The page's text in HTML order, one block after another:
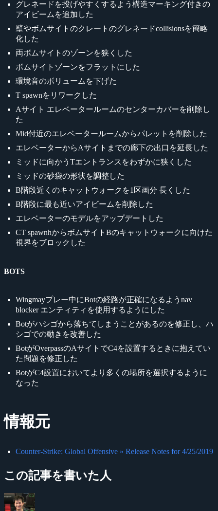
グレネードを投げやすくするよう構造マーキング付きの
アイビームを追加した
壁やボムサイトのクレートのグレネードcollisionsを簡略
化した
両ボムサイトのゾーンを狭くした
ボムサイトゾーンをフラットにした
環境音のボリュームを下げた
T spawnをリワークした
Aサイト エレベータールームのセンターカバーを削除し
た
Mid付近のエレベータールームからパレットを削除した
エレベーターからAサイトまでの廊下の出口を延長した
ミッドに向かうTエントランスをわずかに狭くした
ミッドの砂袋の形状を調整した
B階段近くのキャットウォークを1区画分 長くした
B階段に最も近いアイビームを削除した
エレベーターのモデルをアップデートした
CT spawnhからボムサイトBのキャットウォークに向けた
視界をブロックした
BOTS
Wingmayプレー中にBotの経路が正確になるようnav
blocker エンティティを使用するようにした
Botがハシゴから落ちてしまうことがあるのを修正し、ハ
シゴでの動きを改善した
BotがOverpassのAサイトでC4を設置するときに抱えてい
た問題を修正した
BotがC4設置においてより多くの場所を選択するように
なった
情報元
Counter-Strike: Global Offensive » Release Notes for 4/25/2019
この記事を書いた人